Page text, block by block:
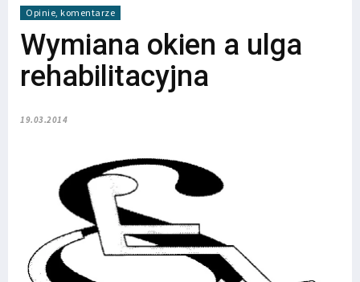
Opinie, komentarze
Wymiana okien a ulga
rehabilitacyjna
19.03.2014